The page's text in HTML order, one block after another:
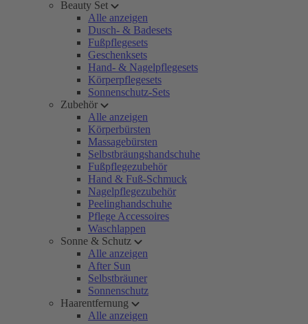
Beauty Set
Alle anzeigen
Dusch- & Badesets
Fußpflegesets
Geschenksets
Hand- & Nagelpflegesets
Körperpflegesets
Sonnenschutz-Sets
Zubehör
Alle anzeigen
Körperbürsten
Massagebürsten
Selbstbräungshandschuhe
Fußpflegezubehör
Hand & Fuß-Schmuck
Nagelpflegezubehör
Peelinghandschuhe
Pflege Accessoires
Waschlappen
Sonne & Schutz
Alle anzeigen
After Sun
Selbstbräuner
Sonnenschutz
Haarentfernung
Alle anzeigen